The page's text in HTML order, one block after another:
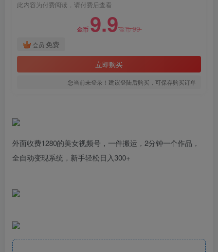
此内容为付费阅读，请付费后查看
金币 9.9金币99
会员 免费
立即购买
您当前未登录！建议登陆后购买，可保存购买订单
外面收费1280的美女视频号，一件搬运，2分钟一个作品，
全自动变现系统，新手轻松日入300+